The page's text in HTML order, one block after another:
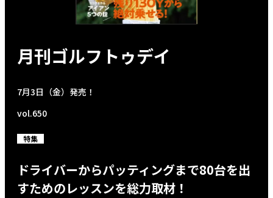
月刊ゴルフトゥデイ
7月3日（金）発売！
vol.650
特集
ドライバーからパッティングまで80台を出
すためのレッスンを総力取材！